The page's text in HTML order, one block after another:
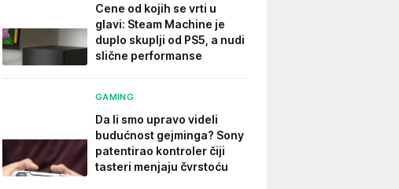
Cene od kojih se vrti u
glavi: Steam Machine je
duplo skuplji od PS5, a nudi
slične performanse
GAMING
Da li smo upravo videli
budućnost gejminga? Sony
patentirao kontroler čiji
tasteri menjaju čvrstoću